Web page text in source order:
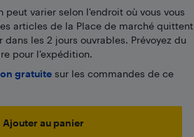
peut varier selon l'endroit où vous vous
articles de la Place de marché quittent
dans les 2 jours ouvrables. Prévoyez du
pour l’expédition.
gratuitesur les commandes de ce
Ajouter au panier